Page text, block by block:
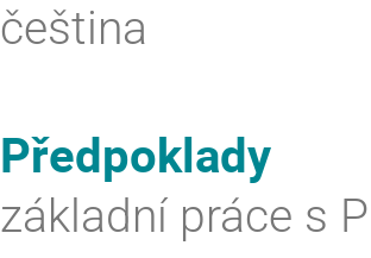
čeština
Předpoklady
základní práce s